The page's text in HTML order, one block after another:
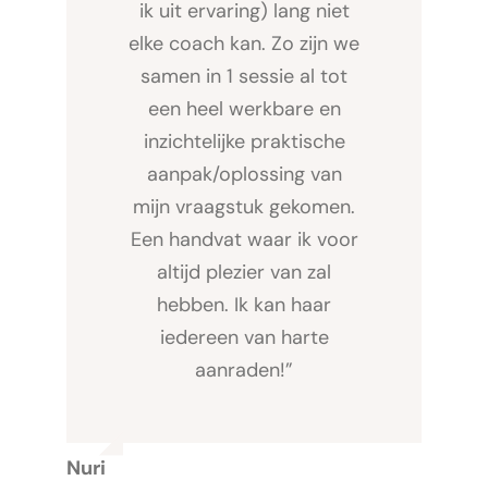
ik uit ervaring) lang niet
elke coach kan. Zo zijn we
samen in 1 sessie al tot
een heel werkbare en
inzichtelijke praktische
aanpak/oplossing van
mijn vraagstuk gekomen.
Een handvat waar ik voor
altijd plezier van zal
hebben. Ik kan haar
iedereen van harte
aanraden!”
Nuri